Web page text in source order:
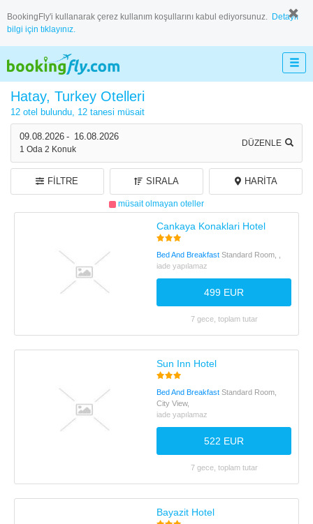
BookingFly'i kullanarak çerez kullanım koşullarını kabul ediyorsunuz. Detaylı
bilgi için tıklayınız.
09.08.2026 - 16.08.2026
1 Oda 2 Konuk
DÜZENLE
Hatay, Turkey Otelleri
12 otel bulundu, 12 tanesi müsait
müsait olmayan oteller
FILTRE SIRALA HARITA
Cankaya Konaklari Hotel
Bed And Breakfast Standard Room, ,
iade yapılamaz
499 EUR
7 gece, toplam tutar
Sun Inn Hotel
Bed And Breakfast Standard Room,
City View,
iade yapılamaz
522 EUR
7 gece, toplam tutar
Bayazit Hotel